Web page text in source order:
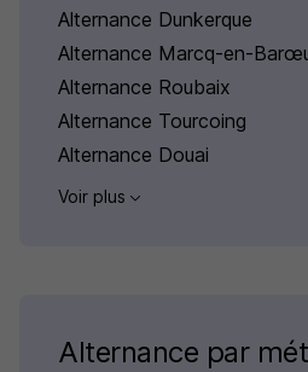
Alternance Dunkerque
Alternance Marcq-en-
Alternance Roubaix
Alternance Tourcoing
Alternance Douai
Voir plus
Alternance par